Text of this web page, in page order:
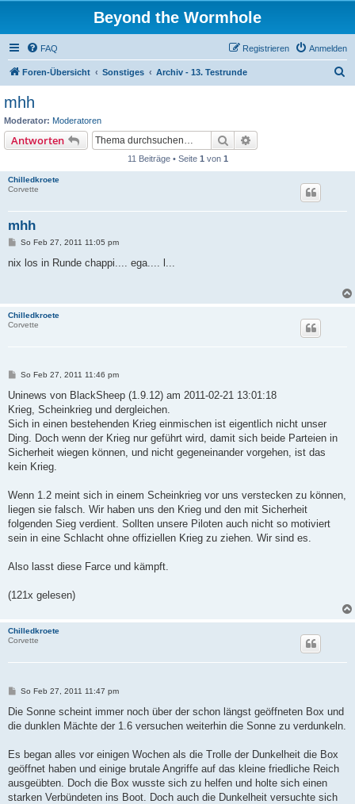
Beyond the Wormhole
FAQ Anmelden
Registrieren
Foren-Übersicht Sonstiges Archiv - 13. Testrunde
mhh
Moderator: Moderatoren
Antworten Suche
11 Beiträge • Seite 1 von 1
Chilledkroete
Corvette
mhh
B
i
So Feb 27, 2011 11:05 pm
nix los in Runde chappi.... ega.... l...
Chilledkroete
Corvette
B
i
r
a
So Feb 27, 2011 11:46 pm
Uninews von BlackSheep (1.9.12) am 2011-02-21 13:01:18
Krieg, Scheinkrieg und dergleichen.
Sich in einen bestehenden Krieg einmischen ist eigentlich nicht unser
Ding. Doch wenn der Krieg nur geführt wird, damit sich beide Parteien in
Sicherheit wiegen können, und nicht gegeneinander vorgehen, ist das
kein Krieg.
Wenn 1.2 meint sich in einem Scheinkrieg vor uns verstecken zu können,
liegen sie falsch. Wir haben uns den Krieg und den mit Sicherheit
folgenden Sieg verdient. Sollten unsere Piloten auch nicht so motiviert
sein in eine Schlacht ohne offiziellen Krieg zu ziehen. Wir sind es.
Also lasst diese Farce und kämpft.
(121x gelesen)
Chilledkroete
Corvette
B
i
r
So Feb 27, 2011 11:47 pm
Die Sonne scheint immer noch über der schon längst geöffneten Box und
die dunklen Mächte der 1.6 versuchen weiterhin die Sonne zu verdunkeln.
Es began alles vor einigen Wochen als die Trolle der Dunkelheit die Box
geöffnet haben und einige brutale Angriffe auf das kleine friedliche Reich
ausgeübten. Doch die Box wusste sich zu helfen und holte sich einen
starken Verbündeten ins Boot. Doch auch die Dunkelheit versuchte sich